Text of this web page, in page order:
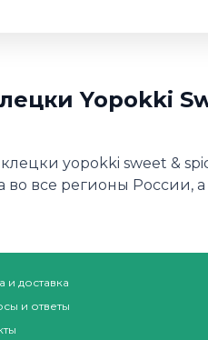
Yopokki
yopokki sweet &
во все регионы России,
и доставка
и ответы